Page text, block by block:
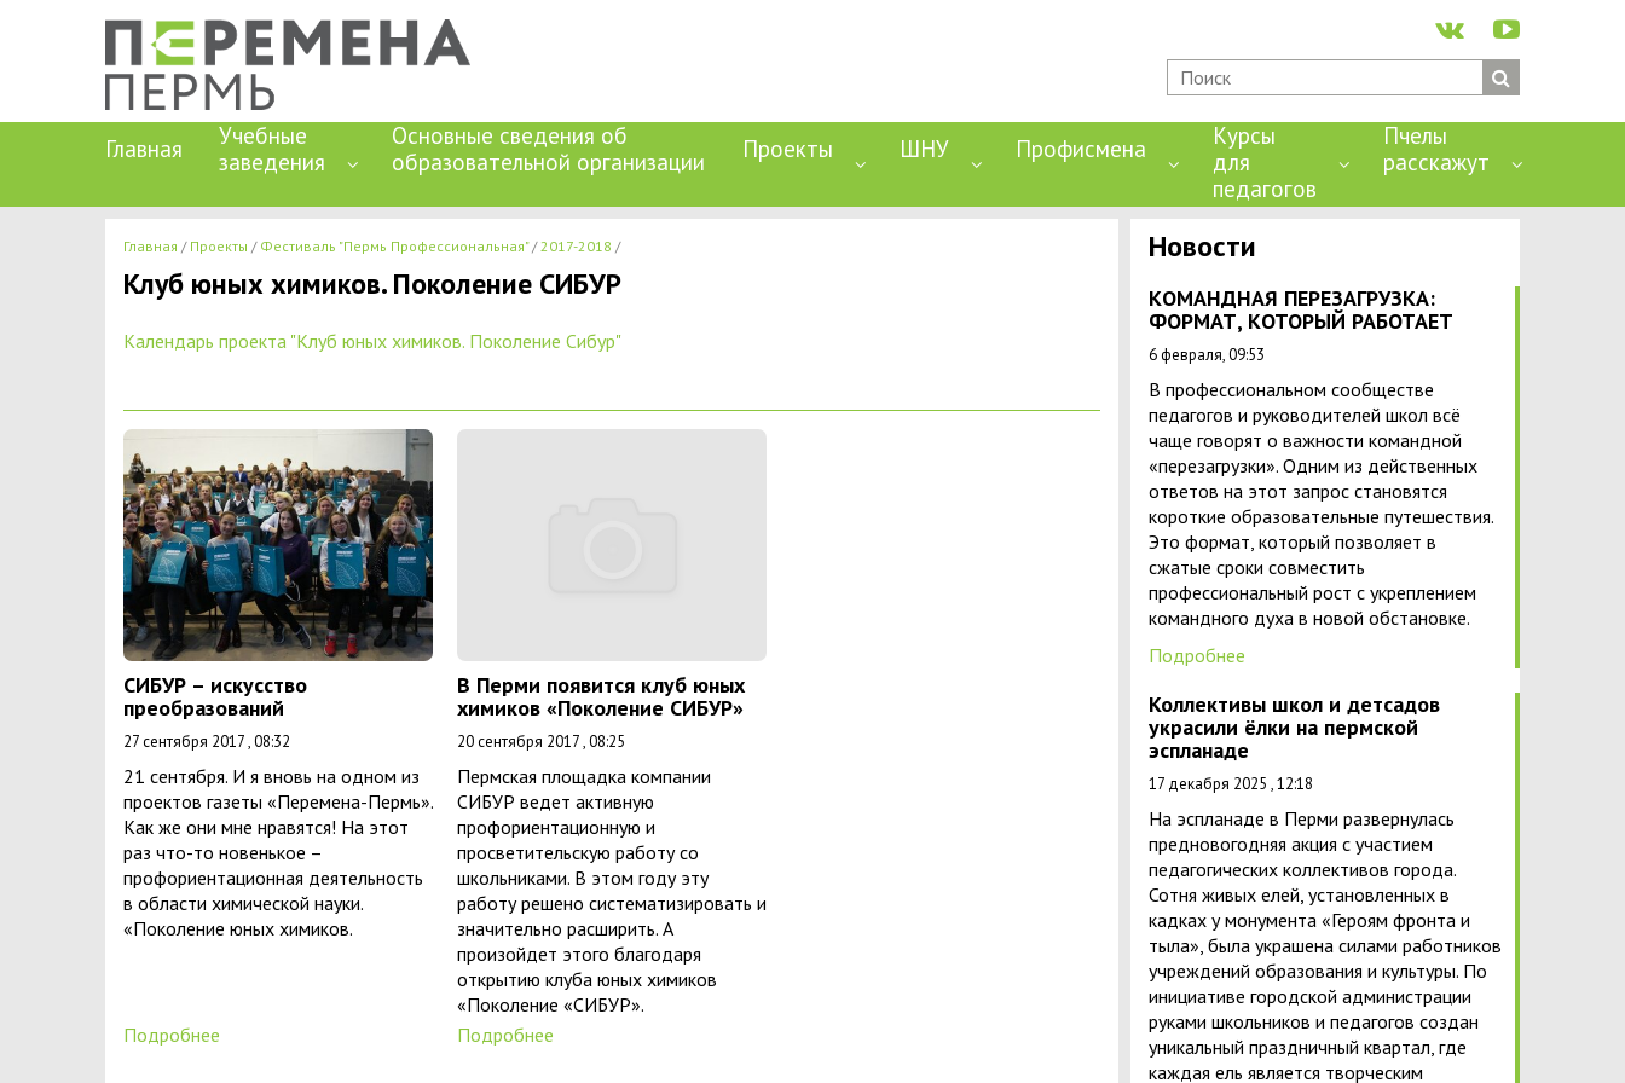
Главная
Учебные
заведения
Основные сведения об
образовательной организации
Проекты ШНУ Профисмена
Курсы
для
педагогов
Пчелы
расскажут
Главная Проекты Фестиваль "Пермь Профессиональная" 2017-2018
Клуб юных химиков. Поколение СИБУР
Календарь проекта "Клуб юных химиков. Поколение Сибур"
СИБУР – искусство
преобразований
27 сентября 2017 , 08:32
21 сентября. И я вновь на одном из
проектов газеты «Перемена-Пермь».
Как же они мне нравятся! На этот
раз что-то новенькое –
профориентационная деятельность
в области химической науки.
«Поколение юных химиков.
Подробнее
В Перми появится клуб юных
химиков «Поколение СИБУР»
20 сентября 2017 , 08:25
Пермская площадка компании
СИБУР ведет активную
профориентационную и
просветительскую работу со
школьниками. В этом году эту
работу решено систематизировать и
значительно расширить. А
произойдет этого благодаря
открытию клуба юных химиков
«Поколение «СИБУР».
Подробнее
Новости
КОМАНДНАЯ ПЕРЕЗАГРУЗКА:
ФОРМАТ, КОТОРЫЙ РАБОТАЕТ
6 февраля, 09:53
В профессиональном сообществе
педагогов и руководителей школ всё
чаще говорят о важности командной
«перезагрузки». Одним из действенных
ответов на этот запрос становятся
короткие образовательные путешествия.
Это формат, который позволяет в
сжатые сроки совместить
профессиональный рост с укреплением
командного духа в новой обстановке.
Подробнее
Коллективы школ и детсадов
украсили ёлки на пермской
эспланаде
17 декабря 2025 , 12:18
На эспланаде в Перми развернулась
предновогодняя акция с участием
педагогических коллективов города.
Сотня живых елей, установленных в
кадках у монумента «Героям фронта и
тыла», была украшена силами работников
учреждений образования и культуры. По
инициативе городской администрации
руками школьников и педагогов создан
уникальный праздничный квартал, где
каждая ель является творческим